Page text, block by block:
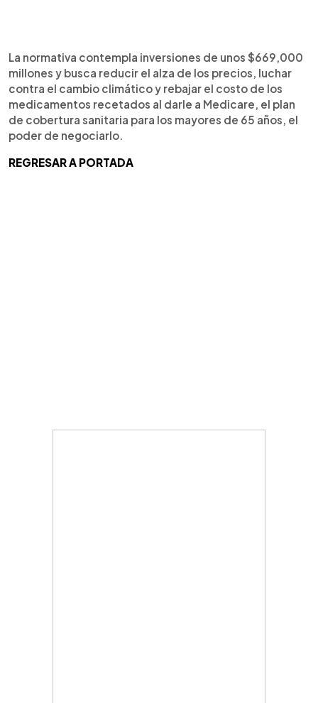
La normativa contempla inversiones de unos $669,000
millones y busca reducir el alza de los precios, luchar
contra el cambio climático y rebajar el costo de los
medicamentos recetados al darle a Medicare, el plan
de cobertura sanitaria para los mayores de 65 años, el
poder de negociarlo.
REGRESAR A PORTADA